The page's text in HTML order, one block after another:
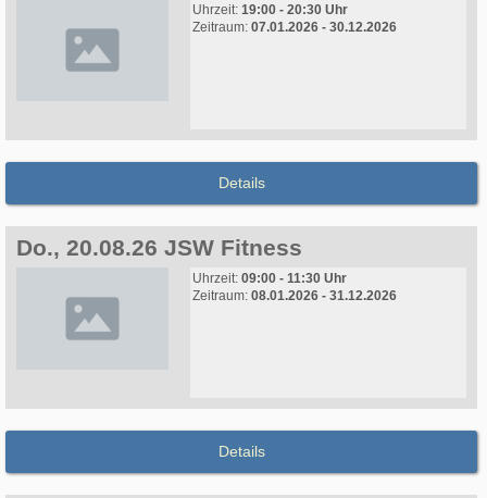
Uhrzeit: 19:00 - 20:30 Uhr
Zeitraum: 07.01.2026 - 30.12.2026
Details
Do., 20.08.26 JSW Fitness
Uhrzeit: 09:00 - 11:30 Uhr
Zeitraum: 08.01.2026 - 31.12.2026
Details